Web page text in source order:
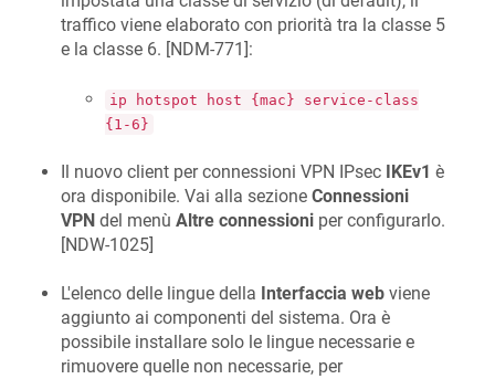
traffico viene elaborato con priorità tra la classe 5
e la classe 6. [NDM-771]:
ip hotspot host {mac} service-class
{1-6}
Il nuovo client per connessioni VPN IPsec IKEv1 è
ora disponibile. Vai alla sezione Connessioni
VPN del menù Altre connessioni per configurarlo.
[NDW-1025]
L'elenco delle lingue della Interfaccia web viene
aggiunto ai componenti del sistema. Ora è
possibile installare solo le lingue necessarie e
rimuovere quelle non necessarie, per